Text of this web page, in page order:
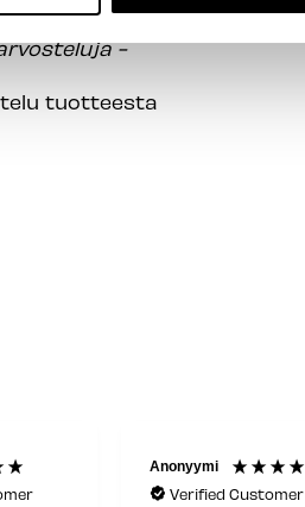
-
tuotteesta
Akumatti
Verified Customer